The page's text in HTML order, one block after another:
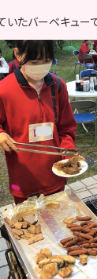
たバーベキュー